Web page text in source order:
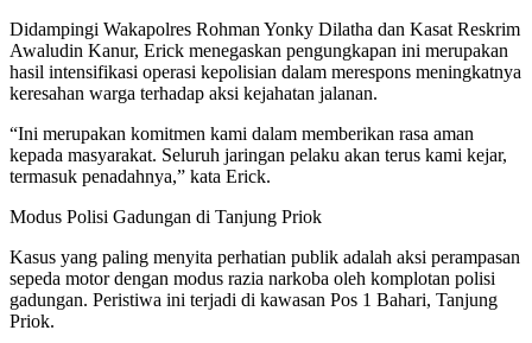
Didampingi Wakapolres Rohman Yonky Dilatha dan Kasat Reskrim
Awaludin Kanur, Erick menegaskan pengungkapan ini merupakan
hasil intensifikasi operasi kepolisian dalam merespons meningkatnya
keresahan warga terhadap aksi kejahatan jalanan.
“Ini merupakan komitmen kami dalam memberikan rasa aman
kepada masyarakat. Seluruh jaringan pelaku akan terus kami kejar,
termasuk penadahnya,” kata Erick.
Modus Polisi Gadungan di Tanjung Priok
Kasus yang paling menyita perhatian publik adalah aksi perampasan
sepeda motor dengan modus razia narkoba oleh komplotan polisi
gadungan. Peristiwa ini terjadi di kawasan Pos 1 Bahari, Tanjung
Priok.